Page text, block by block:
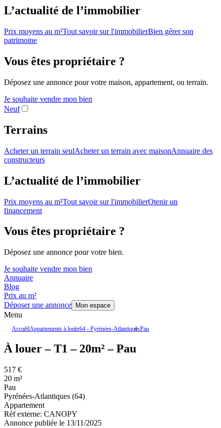
L’actualité de l’immobilier
Prix moyens au m²Tout savoir sur l'immobilierBien gérer son
patrimoine
Vous êtes propriétaire ?
Déposez une annonce pour votre maison, appartement, ou terrain.
Je souhaite vendre mon bien
Neuf
Terrains
Acheter un terrain seulAcheter un terrain avec maisonAnnuaire des
constructeurs
L’actualité de l’immobilier
Prix moyens au m²Tout savoir sur l'immobilierOtenir un
financement
Vous êtes propriétaire ?
Déposez une annonce pour votre bien.
Je souhaite vendre mon bien
Annuaire
Blog
Prix au m²
Déposer une annonce
Mon espace
Menu
AccueilAppartements à louer64 - Pyrénées-AtlantiquesPau
À louer – T1 – 20m² – Pau
517 €
20 m²
Pau
Pyrénées-Atlantiques (64)
Appartement
Réf externe: CANOPY
Annonce publiée le 13/11/2025